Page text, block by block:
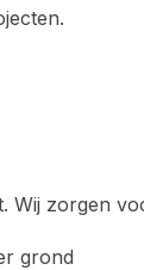
Wij zorgen
grond